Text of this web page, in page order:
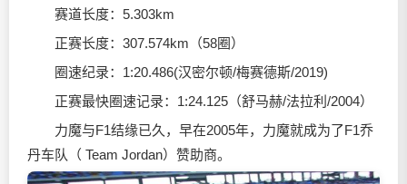
赛道长度：5.303km
正赛长度：307.574km（58圈）
圈速纪录：1:20.486(汉密尔顿/梅赛德斯/2019)
正赛最快圈速记录：1:24.125（舒马赫/法拉利/2004）
力魔与F1结缘已久，早在2005年，力魔就成为了F1乔
丹车队（ Team Jordan）赞助商。